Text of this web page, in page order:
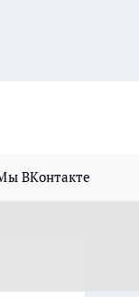
ВКонтакте